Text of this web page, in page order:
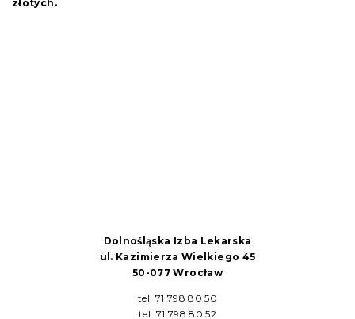
złotych.
Dolnośląska Izba Lekarska
ul. Kazimierza Wielkiego 45
50-077 Wrocław
tel. 71 798 80 50
tel. 71 798 80 52